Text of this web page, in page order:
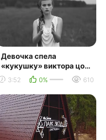
Девочка спела
«кукушку» виктора цоя
[русская музыка ,2019,
клипы, новинки, видео]
3:52 0% 610